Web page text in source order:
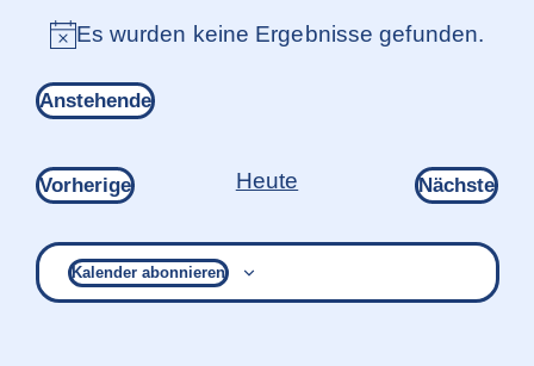
Hinweis
Es wurden keine Ergebnisse gefunden.
Anstehende
VorherigeVeranstaltungen
Heute Nächste
Kalender abonnieren